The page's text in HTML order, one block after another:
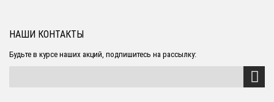
НАШИ КОНТАКТЫ
Будьте в курсе наших акций, подпишитесь на рассылку: